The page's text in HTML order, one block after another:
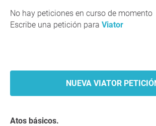
No hay peticiones en curso de momento
Escribe una petición para Viator
NUEVA VIATOR
Atos básicos.